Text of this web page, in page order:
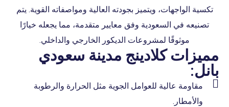
تكسية الواجهات، ويتميز بجودته العالية ومواصفاته القوية. يتم
تصنيعه في السعودية وفق معايير متقدمة، مما يجعله خيارًا
موثوقًا لمشروعات الديكور الخارجي والداخلي.
مميزات كلادينج مدينة سعودي
بانل:
مقاومة عالية للعوامل الجوية مثل الحرارة والرطوبة
والأمطار.